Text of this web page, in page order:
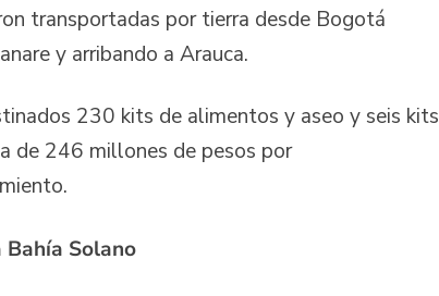
transportadas por tierra desde Bogotá
y arribando a Arauca.
230 kits de alimentos y aseo y seis kits
de 246 millones de pesos por
Solano